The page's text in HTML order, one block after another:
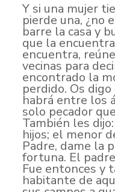
Y si una mujer
pierde una, ¿no
barre la casa y
que la
encuentra,
vecinas para
encontrado la
perdido. Os
habrá entre los
solo pecador
También les
hijos; el menor
Padre, dame la
fortuna. El
Fue entonces y
habitante de